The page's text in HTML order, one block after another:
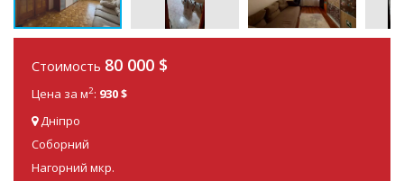
Стоимость 80 000 $
Цена за м2: 930 $
Дніпро
Соборний
Нагорний мкр.